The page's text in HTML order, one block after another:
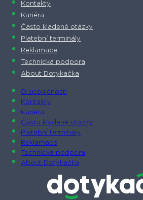
Kontakty
Kariéra
Často kladené otázky
Platební terminály
Reklamace
Technická podpora
About Dotykačka
O společnosti
Kontakty
Kariéra
Často kladené otázky
Platební terminály
Reklamace
Technická podpora
About Dotykačka